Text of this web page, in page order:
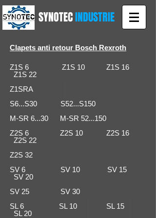
SYNOTECINDUSTRIE
Clapets anti retour Bosch Rexroth
Z1S 6 Z1S 10 Z1S 16
Z1S 22
Z1SRA
S6...S30 S52...S150
M-SR 6...30 M-SR 52...150
Z2S 6 Z2S 10 Z2S 16
Z2S 22
Z2S 32
SV 6 SV 10 SV 15
SV 20
SV 25 SV 30
SL 6 SL 10 SL 15
SL 20